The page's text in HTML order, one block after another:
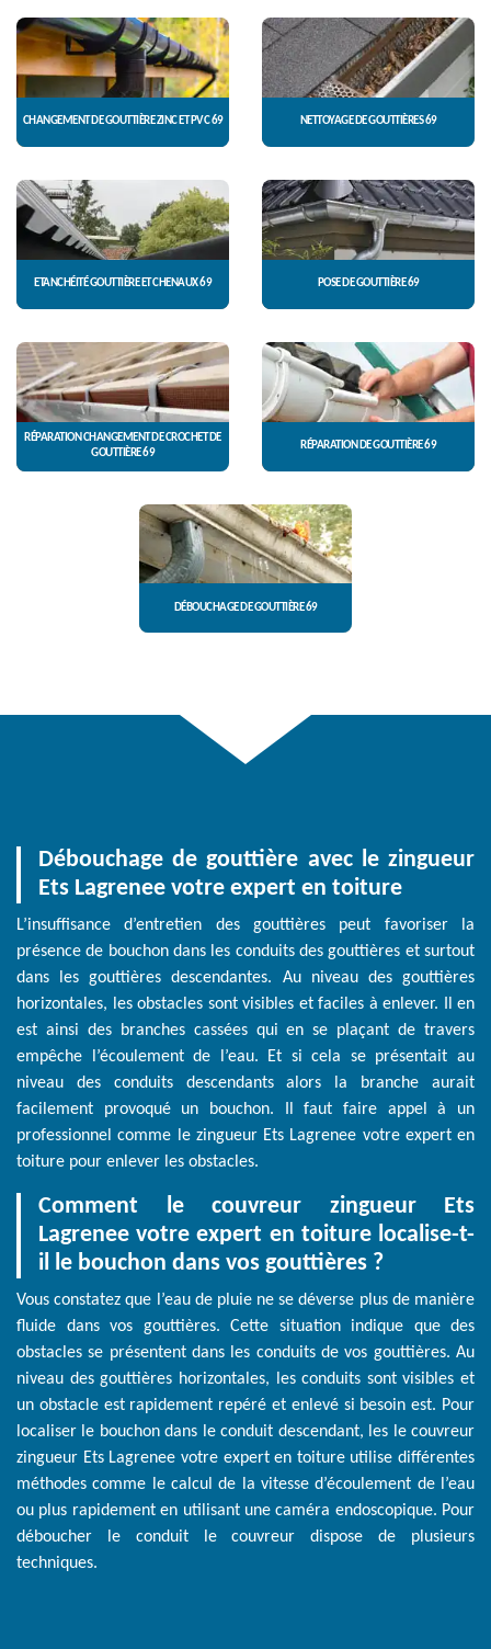
CHANGEMENT DE GOUTTIÈRE ZINC ET PVC 69 NETTOYAGE DE GOUTTIÈRES 69
ETANCHÉITÉ GOUTTIÈRE ET CHENAUX 69 POSE DE GOUTTIÈRE 69
RÉPARATION CHANGEMENT DE CROCHET DE
GOUTTIÈRE 69
RÉPARATION DE GOUTTIÈRE 69
DÉBOUCHAGE DE GOUTTIÈRE 69
Débouchage de gouttière avec le zingueur
Ets Lagrenee votre expert en toiture
L’insuffisance d’entretien des gouttières peut favoriser la
présence de bouchon dans les conduits des gouttières et surtout
dans les gouttières descendantes. Au niveau des gouttières
horizontales, les obstacles sont visibles et faciles à enlever. Il en
est ainsi des branches cassées qui en se plaçant de travers
empêche l’écoulement de l’eau. Et si cela se présentait au
niveau des conduits descendants alors la branche aurait
facilement provoqué un bouchon. Il faut faire appel à un
professionnel comme le zingueur Ets Lagrenee votre expert en
toiture pour enlever les obstacles.
Comment le couvreur zingueur Ets
Lagrenee votre expert en toiture localise-t-
il le bouchon dans vos gouttières ?
Vous constatez que l’eau de pluie ne se déverse plus de manière
fluide dans vos gouttières. Cette situation indique que des
obstacles se présentent dans les conduits de vos gouttières. Au
niveau des gouttières horizontales, les conduits sont visibles et
un obstacle est rapidement repéré et enlevé si besoin est. Pour
localiser le bouchon dans le conduit descendant, les le couvreur
zingueur Ets Lagrenee votre expert en toiture utilise différentes
méthodes comme le calcul de la vitesse d’écoulement de l’eau
ou plus rapidement en utilisant une caméra endoscopique. Pour
déboucher le conduit le couvreur dispose de plusieurs
techniques.